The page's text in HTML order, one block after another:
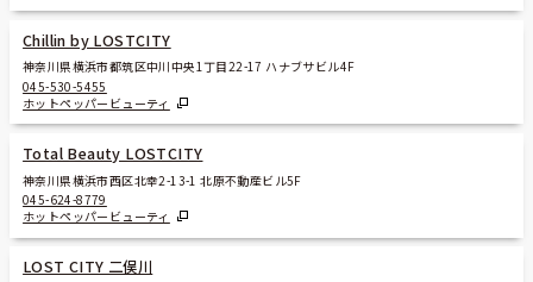
Chillin by LOSTCITY
神奈川県横浜市都筑区中川中央1丁目22-17 ハナブサビル4F
045-530-5455
ホットペッパービューティ
Total Beauty LOSTCITY
神奈川県横浜市西区北幸2-13-1 北原不動産ビル5F
045-624-8779
ホットペッパービューティ
LOST CITY 二俣川